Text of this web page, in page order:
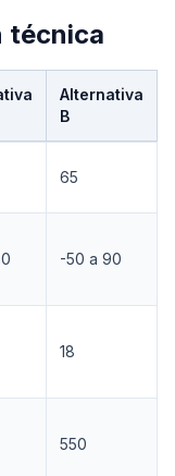
técnica
Alternativa
B
65
-50 a 90
18
550